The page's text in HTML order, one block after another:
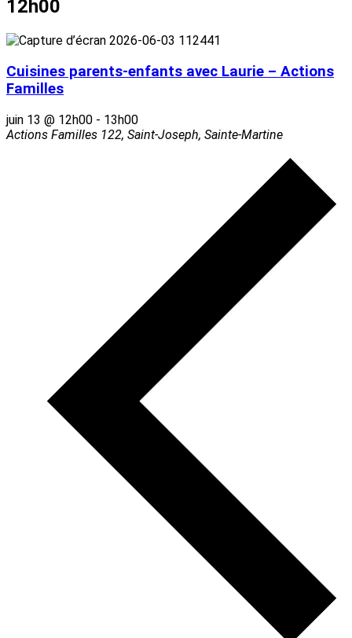
12h00
Cuisines parents-enfants avec Laurie – Actions
Familles
juin 13 @ 12h00 - 13h00
Actions Familles 122, Saint-Joseph, Sainte-Martine